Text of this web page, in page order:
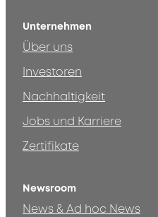
Unternehmen
Über uns
Investoren
Nachhaltigkeit
Jobs und Karriere
Zertifikate
Newsroom
News & Ad hoc News